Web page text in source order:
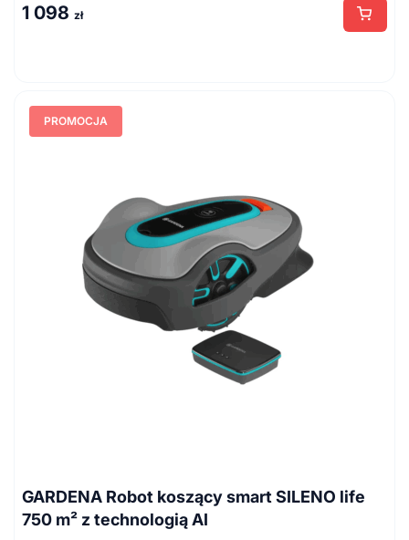
1 098 zł
PROMOCJA
GARDENA Robot koszący smart SILENO life
750 m² z technologią AI